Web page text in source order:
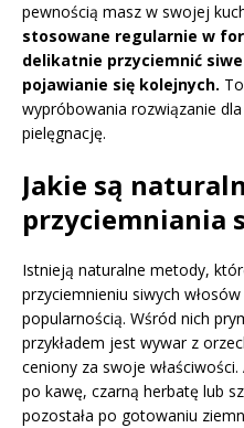
pewnością masz w swojej
stosowane regularnie w
delikatnie przyciemnić
pojawianie się kolejnych.
wypróbowania rozwiązanie
pielęgnację.
Jakie są
przyciemniania
Istnieją naturalne metody,
przyciemnieniu siwych
popularnością. Wśród nich
przykładem jest wywar z
ceniony za swoje
po kawę, czarną herbatę lub
pozostała po gotowaniu